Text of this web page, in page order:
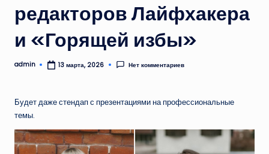
редакторов Лайфхакера
и «Горящей избы»
Запись
admin 13 марта, 2026 Нет комментариев
Будет даже стендап с презентациями на профессиональные
темы.